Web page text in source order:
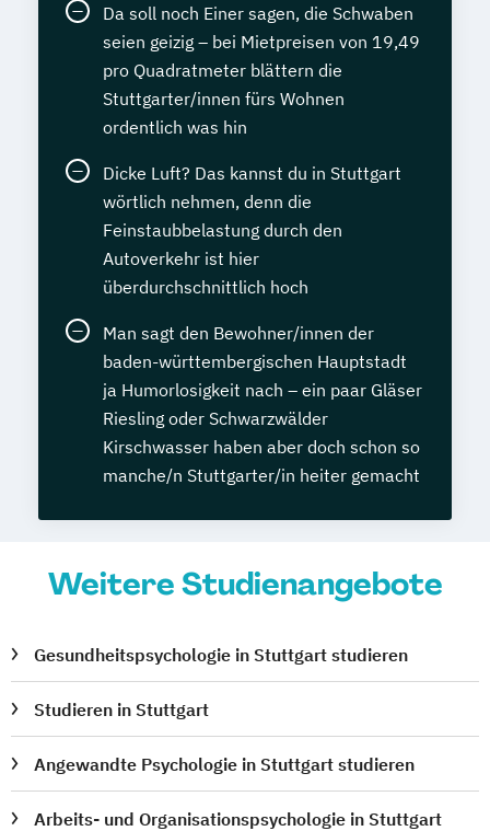
Da soll noch Einer sagen, die Schwaben
seien geizig – bei Mietpreisen von 19,49
pro Quadratmeter blättern die
Stuttgarter/innen fürs Wohnen
ordentlich was hin
Dicke Luft? Das kannst du in Stuttgart
wörtlich nehmen, denn die
Feinstaubbelastung durch den
Autoverkehr ist hier
überdurchschnittlich hoch
Man sagt den Bewohner/innen der
baden-württembergischen Hauptstadt
ja Humorlosigkeit nach – ein paar Gläser
Riesling oder Schwarzwälder
Kirschwasser haben aber doch schon so
manche/n Stuttgarter/in heiter gemacht
Weitere Studienangebote
Gesundheitspsychologie in Stuttgart studieren
Studieren in Stuttgart
Angewandte Psychologie in Stuttgart studieren
Arbeits- und Organisationspsychologie in Stuttgart